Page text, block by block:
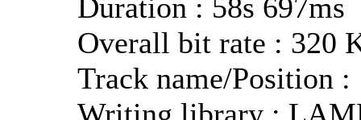
Duration : 58s 697ms
Overall bit rate : 320
Track name/Position :